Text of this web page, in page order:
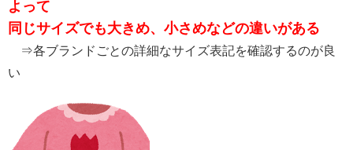
よって
同じサイズでも大きめ、小さめなどの違いがある
⇒各ブランドごとの詳細なサイズ表記を確認するのが良
い